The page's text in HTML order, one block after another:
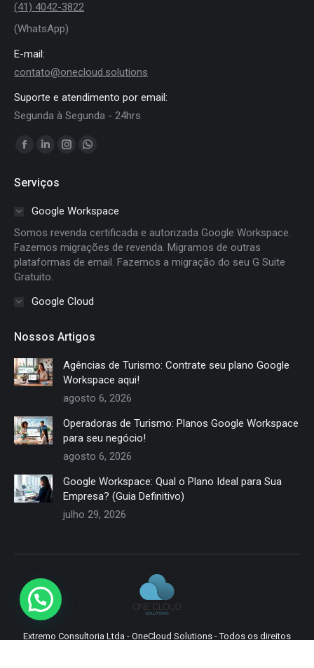
(41) 4042-3822
(WhatsApp)
E-mail:
contato@onecloud.solutions
Suporte e atendimento por email:
Segunda à Segunda - 24hrs
Encontre-nos em:
Facebook
opens
window
Linkedin
opens
in
window
Instagram
in
window
Whatsapp
in
window
Serviços
Google Workspace
Somos revenda certificada e autorizada Google Workspace.
Fazemos migrações de revenda. Migramos de outras
plataformas de email. Fazemos a migração do seu G Suite
Gratuito.
Google Cloud
Nossos Artigos
Agências de Turismo: Contrate seu plano Google
Workspace aqui!
agosto 6, 2026
Operadoras de Turismo: Planos Google Workspace
para seu negócio!
agosto 6, 2026
Google Workspace: Qual o Plano Ideal para Sua
Empresa? (Guia Definitivo)
julho 29, 2026
Extremo Consultoria Ltda - OneCloud Solutions - Todos os direitos